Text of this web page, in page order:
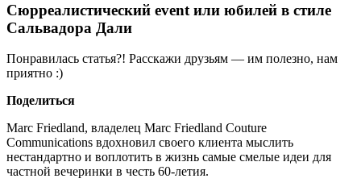
Сюрреалистический event или юбилей в стиле
Сальвадора Дали
Понравилась статья?! Расскажи друзьям — им полезно, нам
приятно :)
Поделиться
Marc Friedland, владелец Marc Friedland Couture
Communications вдохновил своего клиента мыслить
нестандартно и воплотить в жизнь самые смелые идеи для
частной вечеринки в честь 60-летия.